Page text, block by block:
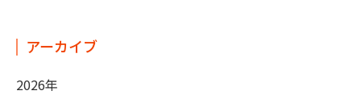
アーカイブ
2026年